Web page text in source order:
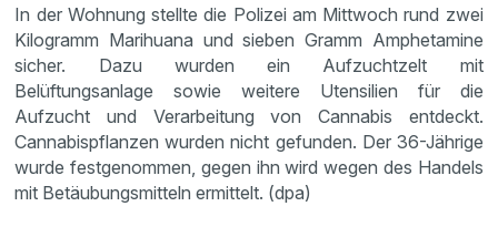
In der Wohnung stellte die Polizei am Mittwoch rund zwei
Kilogramm Marihuana und sieben Gramm Amphetamine
sicher. Dazu wurden ein Aufzuchtzelt mit
Belüftungsanlage sowie weitere Utensilien für die
Aufzucht und Verarbeitung von Cannabis entdeckt.
Cannabispflanzen wurden nicht gefunden. Der 36-Jährige
wurde festgenommen, gegen ihn wird wegen des Handels
mit Betäubungsmitteln ermittelt. (dpa)